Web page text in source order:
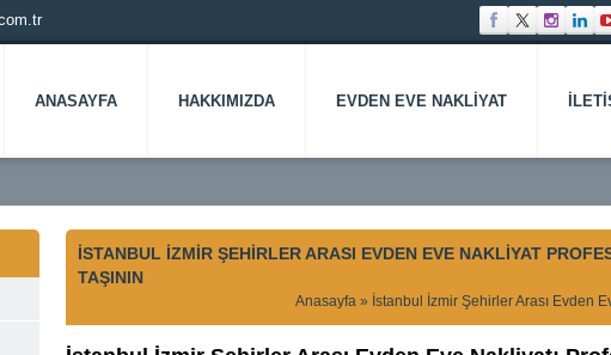
ANASAYFA HAKKIMIZDA EVDEN EVE NAKLIYAT
İSTANBUL İZMIR ŞEHIRLER ARASI EVDEN EVE NAKLIYAT
TAŞININ
Anasayfa » İstanbul İzmir Şehirler Arası Evden